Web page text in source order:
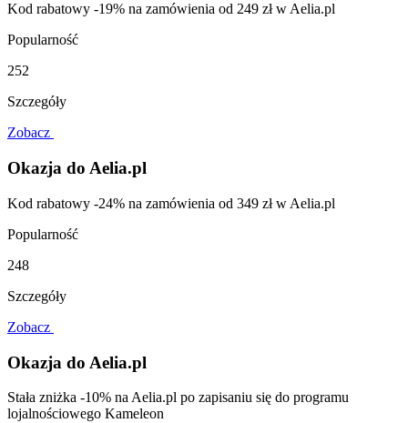
Kod rabatowy -19% na zamówienia od 249 zł w Aelia.pl
Popularność
252
Szczegóły
Zobacz
Okazja do Aelia.pl
Kod rabatowy -24% na zamówienia od 349 zł w Aelia.pl
Popularność
248
Szczegóły
Zobacz
Okazja do Aelia.pl
Stała zniżka -10% na Aelia.pl po zapisaniu się do programu
lojalnościowego Kameleon